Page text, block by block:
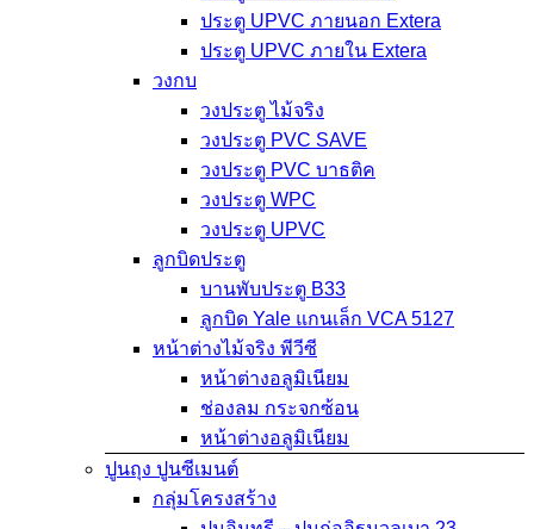
ประตู UPVC ภายนอก Extera
ประตู UPVC ภายใน Extera
วงกบ
วงประตู ไม้จริง
วงประตู PVC SAVE
วงประตู PVC บาธติค
วงประตู WPC
วงประตู UPVC
ลูกบิดประตู
บานพับประตู B33
ลูกบิด Yale แกนเล็ก VCA 5127
หน้าต่างไม้จริง พีวีซี
หน้าต่างอลูมิเนียม
ช่องลม กระจกซ้อน
หน้าต่างอลูมิเนียม
ปูนถุง ปูนซีเมนต์
กลุ่มโครงสร้าง